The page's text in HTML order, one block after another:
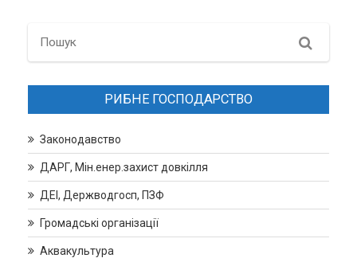
Search
РИБНЕ ГОСПОДАРСТВО
Законодавство
ДАРГ, Мін.енер.захист довкілля
ДЕІ, Держводгосп, ПЗФ
Громадські організації
Аквакультура